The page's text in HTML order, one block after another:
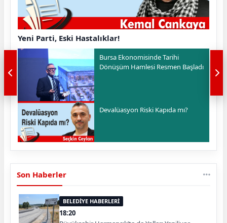
Yeni Parti, Eski Hastalıklar!
Bursa Ekonomisinde Tarihi
Dönüşüm Hamlesi Resmen Başladı
Devalüasyon Riski Kapıda mı?
Son Haberler
BELEDİYE HABERLERİ
18:20